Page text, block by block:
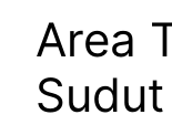
Area
Sudut